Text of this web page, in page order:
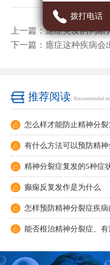
拨打电话
上一篇：癔症突发的判断
下一篇： 癔症这种疾病会
推荐阅读/ Recommended
怎么样才能防止精神分
有什么方法可以预防精
精神分裂症复发的5种症
癫痫反复发作是为什么
怎样预防精神分裂症疾
能否根治精神分裂症、